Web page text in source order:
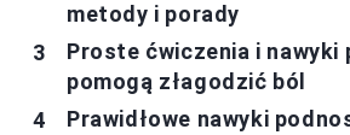
metody i porady
Proste ćwiczenia i
pomogą złagodzić ból
Prawidłowe nawyki